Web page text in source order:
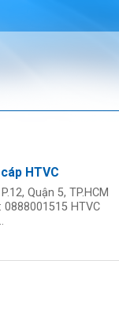
HTVC
Quận 5, TP.HCM
HTVC